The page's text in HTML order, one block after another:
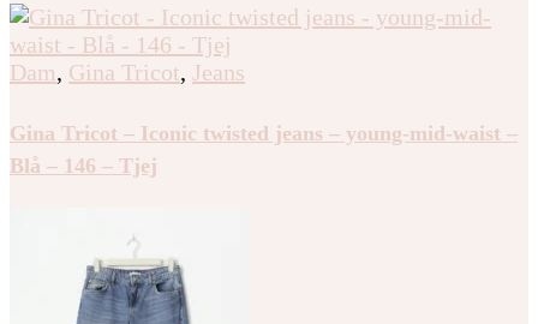
Dam, Gina Tricot, Jeans
Gina Tricot – Iconic twisted jeans – young-mid-waist –
Blå – 146 – Tjej